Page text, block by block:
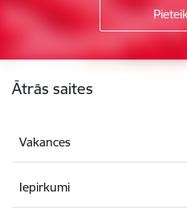
Ātrās saites
Vakances
Iepirkumi